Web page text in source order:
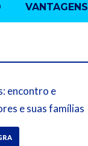
VANTAGENS
encontro e
e suas famílias